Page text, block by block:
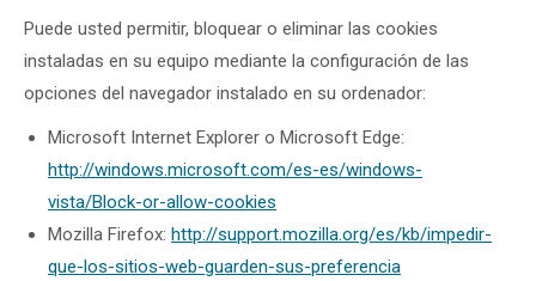
Puede usted permitir, bloquear o eliminar las cookies
instaladas en su equipo mediante la configuración de las
opciones del navegador instalado en su ordenador:
Microsoft Internet Explorer o Microsoft Edge:
http://windows.microsoft.com/es-es/windows-
vista/Block-or-allow-cookies
Mozilla Firefox: http://support.mozilla.org/es/kb/impedir-
que-los-sitios-web-guarden-sus-preferencia